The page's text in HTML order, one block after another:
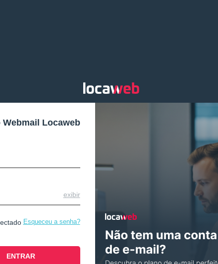
Webmail Locaweb
exibir
Esqueceu a senha?